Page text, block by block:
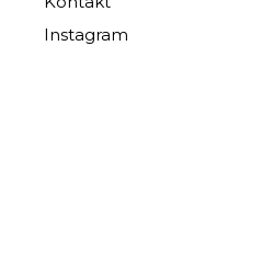
Instagram